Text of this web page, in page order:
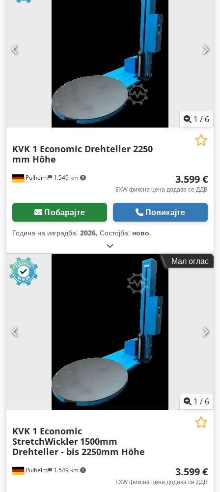
1 / 6
Pulheim 1.549 km
KVK 1 Economic Drehteller 2250
mm Höhe
3.599 €
EXW фиксна цена додава се ДДВ
Побарајте Повикајте
Година на изградба: 2026, Состојба: ново,
Мал оглас
1 / 6
Pulheim 1.549 km
KVK 1 Economic
StretchWickler 1500mm
Drehteller - bis 2250mm Höhe
3.599 €
EXW фиксна цена додава се ДДВ